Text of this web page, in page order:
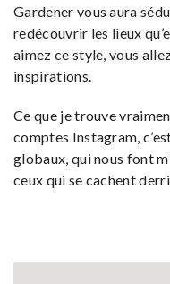
Gardener vous aura
redécouvrir les lieux
aimez ce style, vous
inspirations.
Ce que je trouve
comptes Instagram,
globaux, qui nous font
ceux qui se cachent